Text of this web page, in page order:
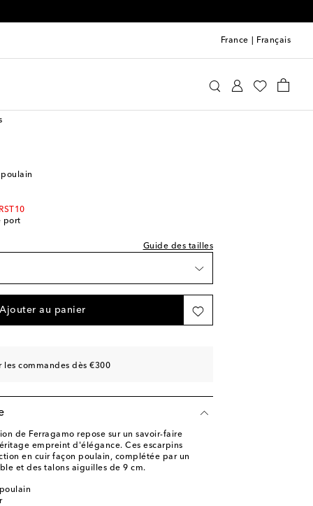
France Français
poulain
port
Guide des tailles
Ajouter au panier
les commandes dès €300
de Ferragamo repose sur un savoir-faire
empreint d'élégance. Ces escarpins
en cuir façon poulain, complétée par un
et des talons aiguilles de 9 cm.